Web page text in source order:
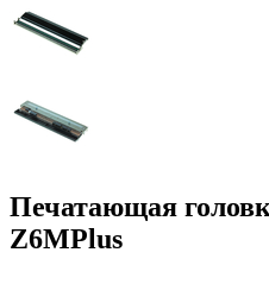
Печатающая
Z6MPlus